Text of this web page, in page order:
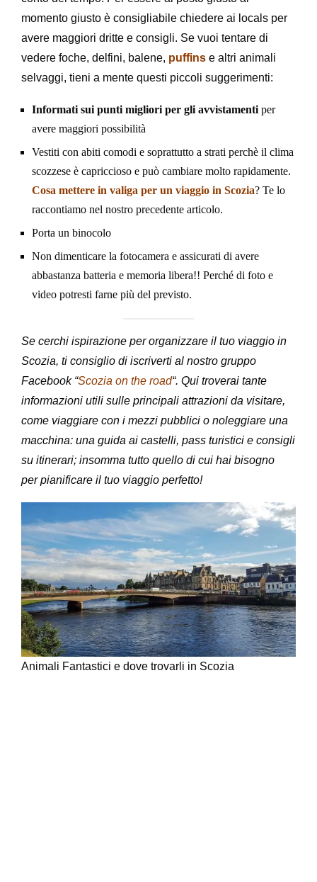
momento giusto è consigliabile chiedere ai locals per
avere maggiori dritte e consigli. Se vuoi tentare di
vedere foche, delfini, balene, puffins e altri animali
selvaggi, tieni a mente questi piccoli suggerimenti:
Informati sui punti migliori per gli avvistamenti per
avere maggiori possibilità
Vestiti con abiti comodi e soprattutto a strati perchè il clima
scozzese è capriccioso e può cambiare molto rapidamente.
Cosa mettere in valiga per un viaggio in Scozia? Te lo
raccontiamo nel nostro precedente articolo.
Porta un binocolo
Non dimenticare la fotocamera e assicurati di avere
abbastanza batteria e memoria libera!! Perché di foto e
video potresti farne più del previsto.
Se cerchi ispirazione per organizzare il tuo viaggio in
Scozia, ti consiglio di iscriverti al nostro gruppo
Facebook “Scozia on the road“. Qui troverai tante
informazioni utili sulle principali attrazioni da visitare,
come viaggiare con i mezzi pubblici o noleggiare una
macchina: una guida ai castelli, pass turistici e consigli
su itinerari; insomma tutto quello di cui hai bisogno
per pianificare il tuo viaggio perfetto!
Animali Fantastici e dove trovarli in Scozia